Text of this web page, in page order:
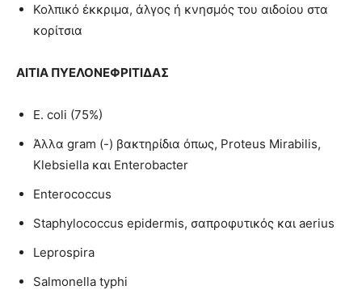
Κολπικό έκκριμα, άλγος ή κνησμός του αιδοίου στα
κορίτσια
ΑΙΤΙΑ ΠΥΕΛΟΝΕΦΡΙΤΙΔΑΣ
E. coli (75%)
Άλλα gram (-) βακτηρίδια όπως, Proteus Mirabilis,
Klebsiella και Enterobacter
Enterococcus
Staphylococcus epidermis, σαπροφυτικός και aerius
Leprospira
Salmonella typhi